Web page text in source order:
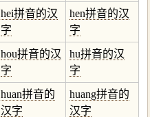
hei拼音的汉
字
hen拼音的汉
字
hou拼音的汉
字
hu拼音的汉
字
huan拼音的
汉字
huang拼音的
汉字